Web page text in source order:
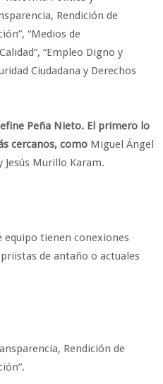
Rendición de
“Medios de
“Empleo Digno y
Ciudadana y Derechos
Peña Nieto. El primero lo
cercanos, comoMiguel Ángel
Jesús Murillo Karam.
tienen conexiones
de antaño o actuales
Rendición de